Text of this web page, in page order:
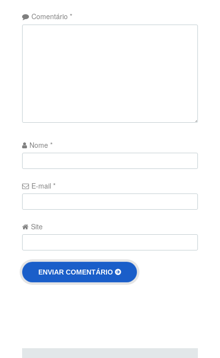
Comentário *
Nome *
E-mail *
Site